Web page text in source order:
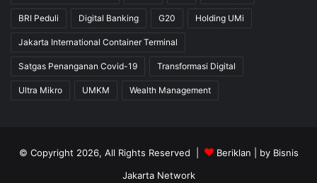
BRI Peduli Digital Banking G20 Holding UMi
Jakarta International Container Terminal
Satgas Penanganan Covid-19 Transformasi Digital
Ultra Mikro UMKM Wealth Management
© Copyright 2026, All Rights Reserved | Beriklan | by Bisnis
Jakarta Network